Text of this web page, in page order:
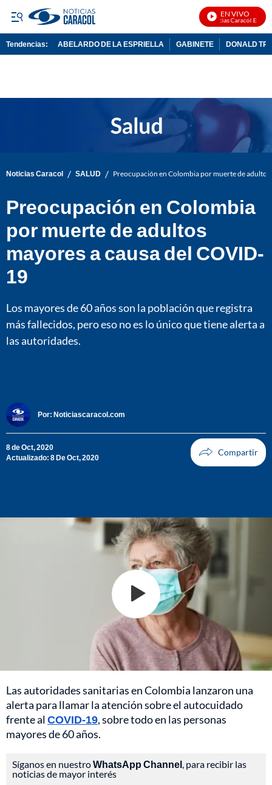
EN VIVO
Noticias Caracol En Vivo
Tendencias: ABELARDO DE LA ESPRIELLA GABINETE DONALD
Noticias Caracol / SALUD / Preocupación en Colombia por muerte de
Preocupación en Colombia
por muerte de adultos
mayores a causa del COVID-
19
Los mayores de 60 años son la población que registra
más fallecidos, pero eso no es lo único que tiene alerta a
las autoridades.
Por: Noticiascaracol.com
8 de Oct, 2020
Actualizado: 8 De Oct, 2020
Las autoridades sanitarias en Colombia lanzaron una
alerta para llamar la atención sobre el autocuidado
frente alCOVID-19, sobre todo en las personas
mayores de 60 años.
Síganos en nuestroWhatsApp Channel , para recibir las
noticias de mayor interés